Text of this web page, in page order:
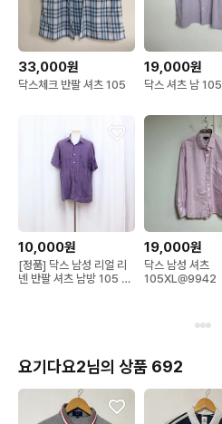
33,000원
닥스체크 반팔 셔츠 105
19,000원
닥스 셔츠 남 105
10,000원
[정품] 닥스 남성 리얼 리
넨 반팔 셔츠 남방 105 상
19,000원
닥스 남성 셔츠
105XL@9942
요기다요2님의 상품 692